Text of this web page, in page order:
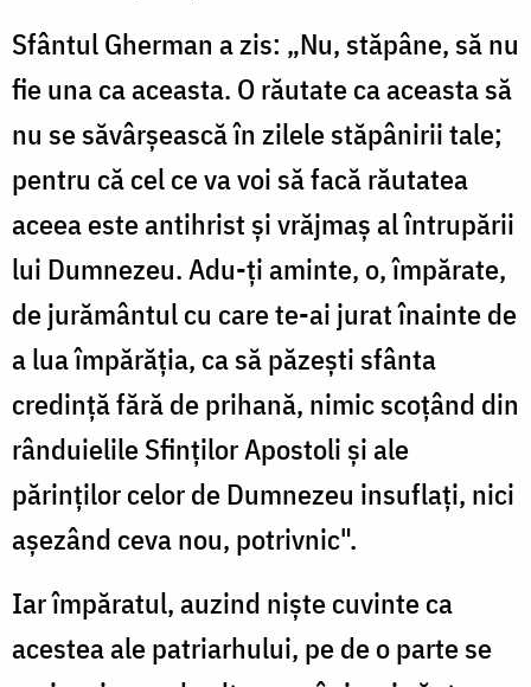
Sfântul Gherman a zis: „Nu, stăpâne, să nu
fie una ca aceasta. O răutate ca aceasta să
nu se săvârșească în zilele stăpânirii tale;
pentru că cel ce va voi să facă răutatea
aceea este antihrist și vrăjmaș al întrupării
lui Dumnezeu. Adu-ți aminte, o, împărate,
de jurământul cu care te-ai jurat înainte de
a lua împărăția, ca să păzești sfânta
credință fără de prihană, nimic scoțând din
rânduielile Sfinților Apostoli și ale
părinților celor de Dumnezeu insuflați, nici
așezând ceva nou, potrivnic".
Iar împăratul, auzind niște cuvinte ca
acestea ale patriarhului, pe de o parte se